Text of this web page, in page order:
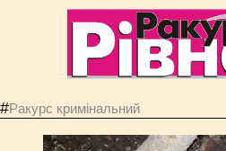
#Ракурс кримінальний